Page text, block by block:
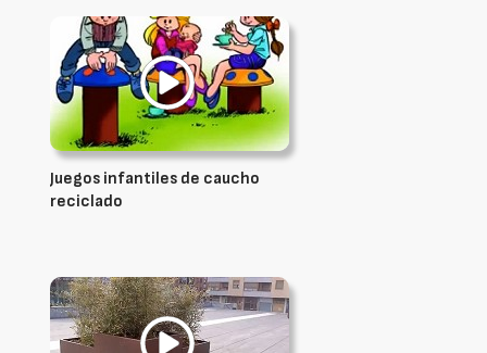
Juegos infantiles de caucho
reciclado